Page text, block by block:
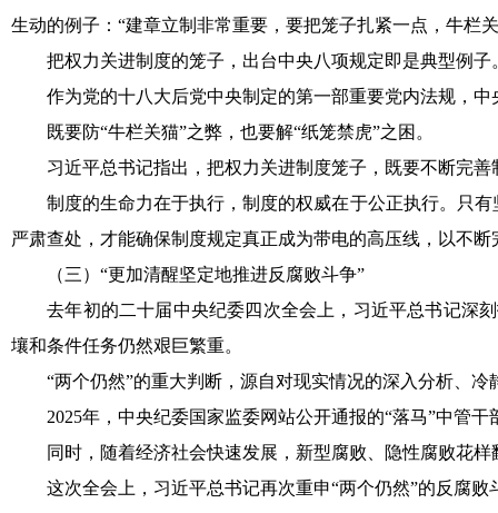
生动的例子：“建章立制非常重要，要把笼子扎紧一点，牛栏
把权力关进制度的笼子，出台中央八项规定即是典型例子
作为党的十八大后党中央制定的第一部重要党内法规，中
既要防“牛栏关猫”之弊，也要解“纸笼禁虎”之困。
习近平总书记指出，把权力关进制度笼子，既要不断完善
制度的生命力在于执行，制度的权威在于公正执行。只有
严肃查处，才能确保制度规定真正成为带电的高压线，以不
（三）“更加清醒坚定地推进反腐败斗争”
去年初的二十届中央纪委四次全会上，习近平总书记深刻
壤和条件任务仍然艰巨繁重。
“两个仍然”的重大判断，源自对现实情况的深入分析、冷
2025年，中央纪委国家监委网站公开通报的“落马”中管干
同时，随着经济社会快速发展，新型腐败、隐性腐败花样
这次全会上，习近平总书记再次重申“两个仍然”的反腐